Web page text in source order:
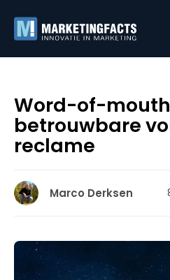
Word-of-
betrouwbare
reclame
Marco Derksen